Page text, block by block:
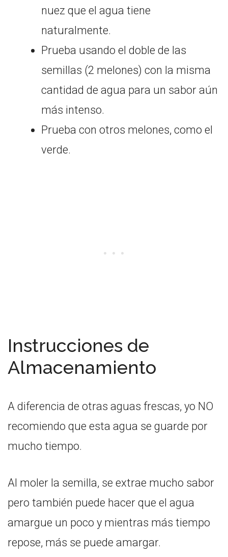
nuez que el agua tiene
naturalmente.
Prueba usando el doble de las
semillas (2 melones) con la misma
cantidad de agua para un sabor aún
más intenso.
Prueba con otros melones, como el
verde.
Instrucciones de
Almacenamiento
A diferencia de otras aguas frescas, yo NO
recomiendo que esta agua se guarde por
mucho tiempo.
Al moler la semilla, se extrae mucho sabor
pero también puede hacer que el agua
amargue un poco y mientras más tiempo
repose, más se puede amargar.